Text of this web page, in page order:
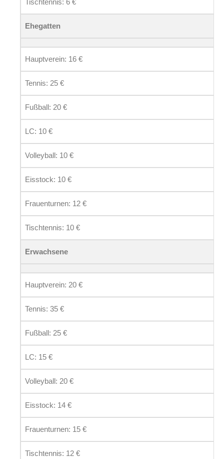
Tischtennis: 6 €
Ehegatten
Hauptverein: 16 €
Tennis: 25 €
Fußball: 20 €
LC: 10 €
Volleyball: 10 €
Eisstock: 10 €
Frauenturnen: 12 €
Tischtennis: 10 €
Erwachsene
Hauptverein: 20 €
Tennis: 35 €
Fußball: 25 €
LC: 15 €
Volleyball: 20 €
Eisstock: 14 €
Frauenturnen: 15 €
Tischtennis: 12 €